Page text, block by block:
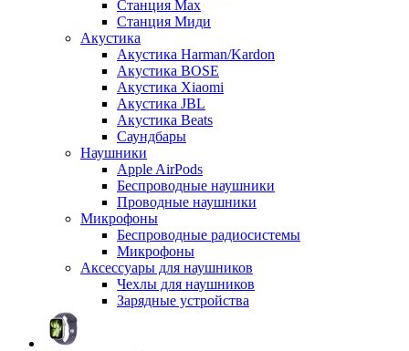
Станция Max
Станция Миди
Акустика
Акустика Harman/Kardon
Акустика BOSE
Акустика Xiaomi
Акустика JBL
Акустика Beats
Саундбары
Наушники
Apple AirPods
Беспроводные наушники
Проводные наушники
Микрофоны
Беспроводные радиосистемы
Микрофоны
Аксессуары для наушников
Чехлы для наушников
Зарядные устройства